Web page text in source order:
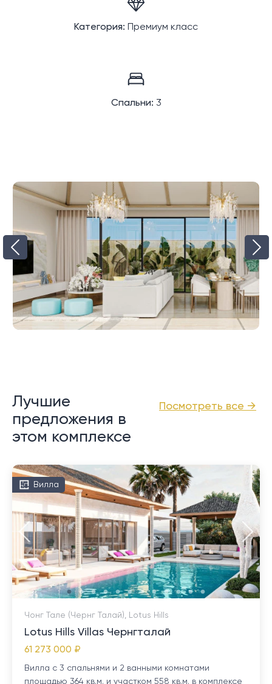
Категория: Премиум класс
Спальни: 3
Посмотреть все →
Лучшие
предложения в
этом комплексе
Вилла
Чонг Тале (Чернг Талай), Lotus Hills
Lotus Hills Villas Чернгталай
61 273 000 ₽
Вилла с 3 спальнями и 2 ванными комнатами
площадью 364 кв.м. и участком 558 кв.м. в комплексе